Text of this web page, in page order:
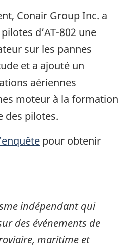
Conair Group Inc. a
d’AT-802 une
sur les pannes
et a ajouté un
aériennes
moteur à la formation
des pilotes.
pour obtenir
indépendant qui
des événements de
maritime et